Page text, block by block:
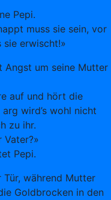
Pepi.
muss sie sein, vor
sie erwischt!»
Angst um seine Mutter
auf und hört die
wird’s wohl nicht
zu ihr.
Vater?»
Pepi.
während Mutter
Goldbrocken in den